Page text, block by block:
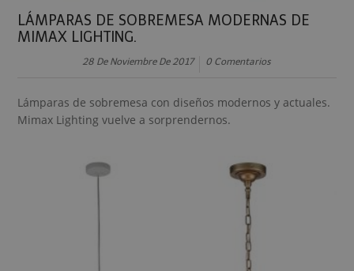
LÁMPARAS DE SOBREMESA MODERNAS DE
MIMAX LIGHTING.
28 De Noviembre De 2017 0 Comentarios
Lámparas de sobremesa con diseños modernos y actuales.
Mimax Lighting vuelve a sorprendernos.